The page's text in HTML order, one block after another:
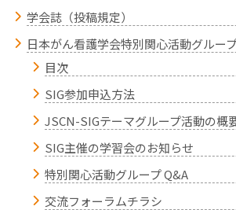
学会誌（投稿規定）
日本がん看護学会特別関心活動グルー
目次
SIG参加申込方法
JSCN-SIGテーマグループ活動の概
SIG主催の学習会のお知らせ
特別関心活動グループ Q&A
交流フォーラムチラシ